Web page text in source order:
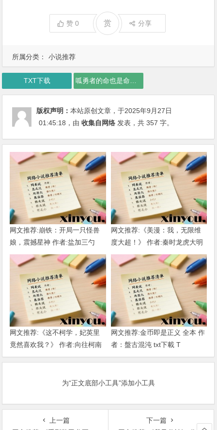
所属分类： 小说推荐
赞0 赏 分享
TXT下载 呱勇者的命也是命下载
版权声明：本站原创文章，于2025年9月27日
01:45:18 ，由收集自网络 发表，共 357 字。
网文推荐:崩铁：开局一只怪兽
娘，震撼星神 作者:盐加三勺
（1-218）TXT下载
网文推荐:《美漫：我，无限维
度大超！》 作者:秦时龙虎大明
1-802章 TXT下载
网文推荐:《这不柯学，妃英里
竟然喜欢我？》 作者:向往柯南
1-189章 TXT下载
网文推荐:金币即是正义 全本 作
者：盤古混沌 txt下載 T
为“正文底部小工具”添加小工具
上一篇
下一篇